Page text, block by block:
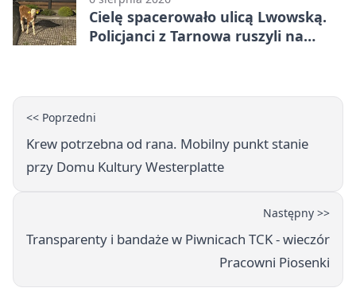
Cielę spacerowało ulicą Lwowską.
Policjanci z Tarnowa ruszyli na
<< Poprzedni
Krew potrzebna od rana. Mobilny punkt stanie
przy Domu Kultury Westerplatte
Następny >>
Transparenty i bandaże w Piwnicach TCK - wieczór
Pracowni Piosenki